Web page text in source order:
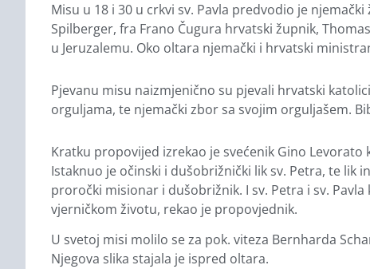
Misu u 18 i 30 u crkvi sv. Pavla predvodio je
Spilberger, fra Frano Čugura hrvatski župnik,
u Jeruzalemu. Oko oltara njemački i hrvatski
Pjevanu misu naizmjenično su pjevali hrvatski
orguljama, te njemački zbor sa svojim orguljašem.
Kratku propovijed izrekao je svećenik Gino Levorato
Istaknuo je očinski i dušobrižnički lik sv. Petra, te lik
proročki misionar i dušobrižnik. I sv. Petra i sv.
vjerničkom životu, rekao je propovjednik.
U svetoj misi molilo se za pok. viteza Bernharda
Njegova slika stajala je ispred oltara.